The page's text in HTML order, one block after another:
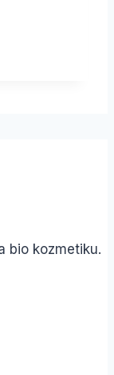
bio kozmetiku.